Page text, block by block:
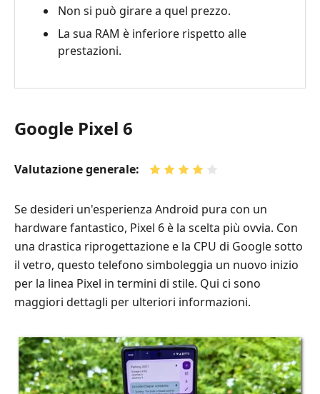
Non si può girare a quel prezzo.
La sua RAM è inferiore rispetto alle
prestazioni.
Google Pixel 6
Valutazione generale:
Se desideri un'esperienza Android pura con un
hardware fantastico, Pixel 6 è la scelta più ovvia. Con
una drastica riprogettazione e la CPU di Google sotto
il vetro, questo telefono simboleggia un nuovo inizio
per la linea Pixel in termini di stile. Qui ci sono
maggiori dettagli per ulteriori informazioni.